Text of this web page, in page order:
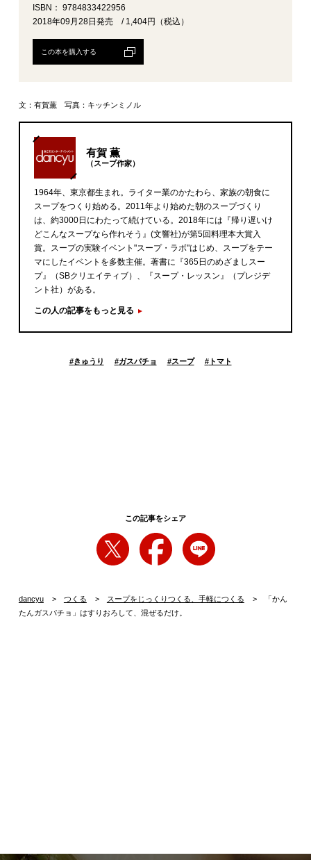
ISBN： 9784833422956
2018年09月28日発売 / 1,404円（税込）
この本を購入する
文：有賀薫 写真：キッチンミノル
有賀 薫
（スープ作家）
1964年、東京都生まれ。ライター業のかたわら、家族の朝食に
スープをつくり始める。2011年より始めた朝のスープづくり
は、約3000日にわたって続けている。2018年には『帰り遅いけ
どこんなスープなら作れそう』(文響社)が第5回料理本大賞入
賞。スープの実験イベント"スープ・ラボ"はじめ、スープをテー
マにしたイベントを多数主催。著書に『365日のめざましスー
プ』（SBクリエイティブ）、『スープ・レッスン』（プレジデ
ント社）がある。
この人の記事をもっと見る
#きゅうり #ガスパチョ #スープ #トマト
この記事をシェア
dancyu つくる スープをじっくりつくる、手軽につくる
「かん
たんガスパチョ」はすりおろして、混ぜるだけ。